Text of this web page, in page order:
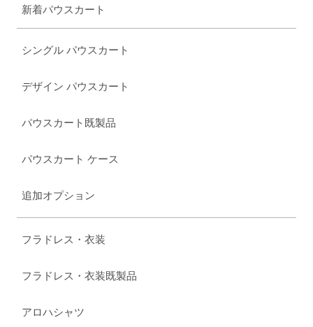
新着パウスカート
シングル パウスカート
デザイン パウスカート
パウスカート既製品
パウスカート ケース
追加オプション
フラドレス・衣装
フラドレス・衣装既製品
アロハシャツ